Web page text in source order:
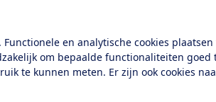
Functionele en analytische cookies plaatsen
om bepaalde functionaliteiten goed
te kunnen meten. Er zijn ook cookies
wel getest